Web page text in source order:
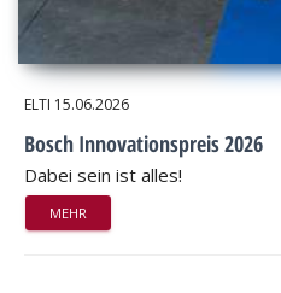
ELTI 15.06.2026
Bosch Innovationspreis 2026
Dabei sein ist alles!
MEHR